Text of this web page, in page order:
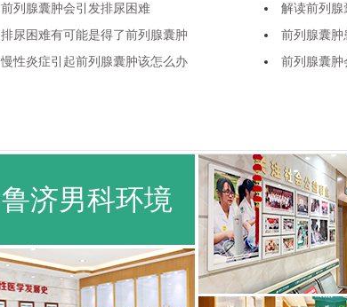
前列腺囊肿会引发排尿困难
解读前列腺
排尿困难有可能是得了前列腺囊肿
前列腺囊肿
慢性炎症引起前列腺囊肿该怎么办
前列腺囊肿
鲁济男科环境